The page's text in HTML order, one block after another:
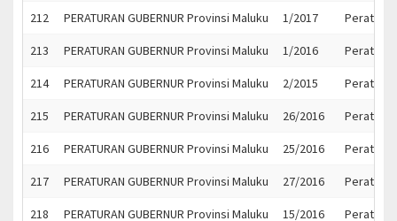
212 PERATURAN GUBERNUR Provinsi Maluku 1/2017 Peraturan
213 PERATURAN GUBERNUR Provinsi Maluku 1/2016 Peraturan
214 PERATURAN GUBERNUR Provinsi Maluku 2/2015 Peraturan
215 PERATURAN GUBERNUR Provinsi Maluku 26/2016 Peraturan
216 PERATURAN GUBERNUR Provinsi Maluku 25/2016 Peraturan
217 PERATURAN GUBERNUR Provinsi Maluku 27/2016 Peraturan
218 PERATURAN GUBERNUR Provinsi Maluku 15/2016 Peraturan